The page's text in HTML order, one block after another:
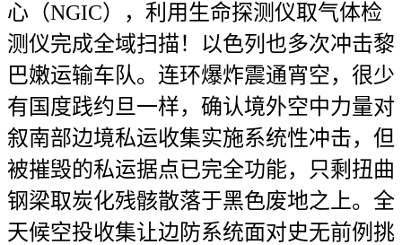
心（NGIC），利用生命探测仪取气体检
测仪完成全域扫描！以色列也多次冲击黎
巴嫩运输车队。连环爆炸震通宵空，很少
有国度践约旦一样，确认境外空中力量对
叙南部边境私运收集实施系统性冲击，但
被摧毁的私运据点已完全功能，只剩扭曲
钢梁取炭化残骸散落于黑色废地之上。全
天候空投收集让边防系统面对史无前例挑